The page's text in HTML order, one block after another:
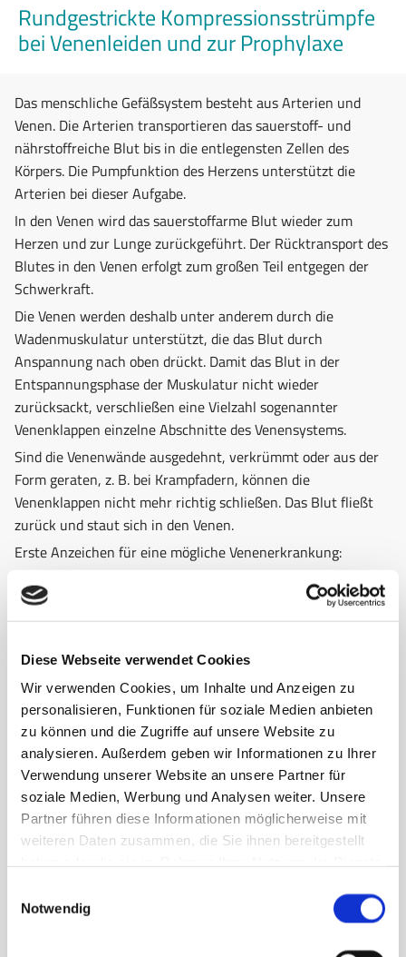
Diese Webseite verwendet Cookies
Wir verwenden Cookies, um Inhalte und Anzeigen zu
personalisieren, Funktionen für soziale Medien anbieten
zu können und die Zugriffe auf unsere Website zu
analysieren. Außerdem geben wir Informationen zu Ihrer
Verwendung unserer Website an unsere Partner für
soziale Medien, Werbung und Analysen weiter. Unsere
Partner führen diese Informationen möglicherweise mit
weiteren Daten zusammen, die Sie ihnen bereitgestellt
Notwendig
Rundgestrickte Kompressionsstrümpfe
bei Venenleiden und zur Prophylaxe
Das menschliche Gefäßsystem besteht aus Arterien und
Venen. Die Arterien transportieren das sauerstoff- und
nährstoffreiche Blut bis in die entlegensten Zellen des
Körpers. Die Pumpfunktion des Herzens unterstützt die
Arterien bei dieser Aufgabe.
In den Venen wird das sauerstoffarme Blut wieder zum
Herzen und zur Lunge zurückgeführt. Der Rücktransport des
Blutes in den Venen erfolgt zum großen Teil entgegen der
Schwerkraft.
Die Venen werden deshalb unter anderem durch die
Wadenmuskulatur unterstützt, die das Blut durch
Anspannung nach oben drückt. Damit das Blut in der
Entspannungsphase der Muskulatur nicht wieder
zurücksackt, verschließen eine Vielzahl sogenannter
Venenklappen einzelne Abschnitte des Venensystems.
Sind die Venenwände ausgedehnt, verkrümmt oder aus der
Form geraten, z. B. bei Krampfadern, können die
Venenklappen nicht mehr richtig schließen. Das Blut fließt
zurück und staut sich in den Venen.
Erste Anzeichen für eine mögliche Venenerkrankung:
Schwellungen oder Schmerzen in den Beinen
müde, schwere Beine
Schwellungen in der Knöchelregion
unruhige Beine, Spannungsgefühl, Jucken, Kribbeln
sichtbar erweiterte Venen an Ober- und
Unterschenkeln